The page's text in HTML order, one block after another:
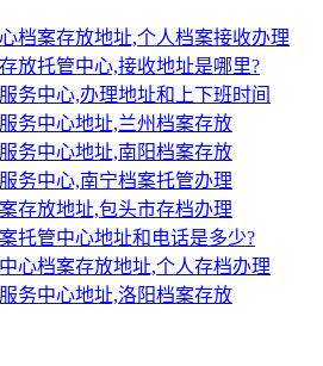
档案存放地址,个人档案接收办理
放托管中心,接收地址是哪里?
务中心,办理地址和上下班时间
务中心地址,兰州档案存放
务中心地址,南阳档案存放
务中心,南宁档案托管办理
存放地址,包头市存档办理
托管中心地址和电话是多少?
心档案存放地址,个人存档办理
务中心地址,洛阳档案存放